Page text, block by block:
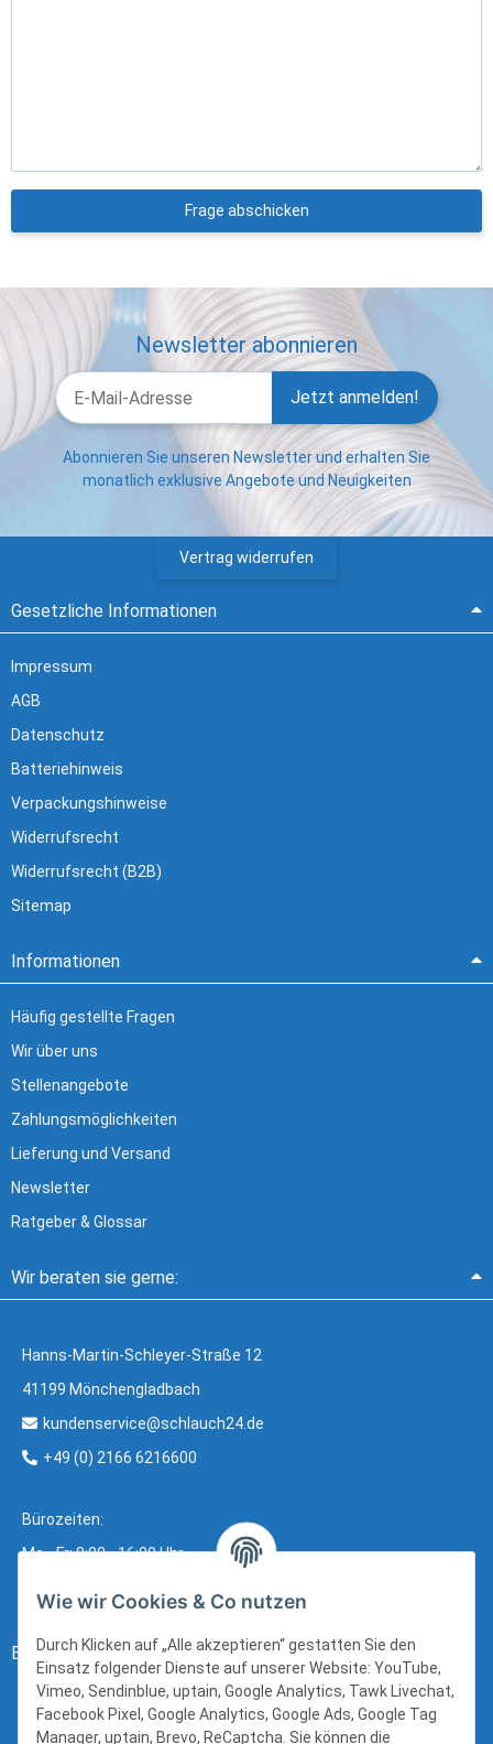
Frage abschicken
Newsletter abonnieren
Jetzt anmelden!
Abonnieren Sie unseren Newsletter und erhalten Sie
monatlich exklusive Angebote und Neuigkeiten
Vertrag widerrufen
Gesetzliche Informationen
Impressum
AGB
Datenschutz
Batteriehinweis
Verpackungshinweise
Widerrufsrecht
Widerrufsrecht (B2B)
Sitemap
Informationen
Häufig gestellte Fragen
Wir über uns
Stellenangebote
Zahlungsmöglichkeiten
Lieferung und Versand
Newsletter
Ratgeber & Glossar
Wir beraten sie gerne:
Hanns-Martin-Schleyer-Straße 12
41199 Mönchengladbach
kundenservice@schlauch24.de
+49 (0) 2166 6216600
Bürozeiten:
Mo - Fr: 8:00 - 16:00 Uhr
Bezahlung:
Wie wir Cookies & Co nutzen
Durch Klicken auf „Alle akzeptieren“ gestatten Sie den
Einsatz folgender Dienste auf unserer Website: YouTube,
Vimeo, Sendinblue, uptain, Google Analytics, Tawk Livechat,
Facebook Pixel, Google Analytics, Google Ads, Google Tag
Manager, uptain, Brevo, ReCaptcha. Sie können die